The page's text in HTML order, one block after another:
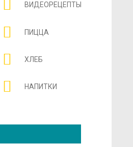
ВИДЕОРЕЦЕПТЫ
ПИЦЦА
ХЛЕБ
НАПИТКИ